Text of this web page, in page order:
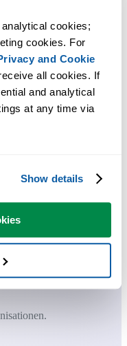
cookies;
cookies. For
and Cookie
all cookies. If
and analytical
at any time via
Show details
Excel vermissen.
und einfach.
erforderlich.